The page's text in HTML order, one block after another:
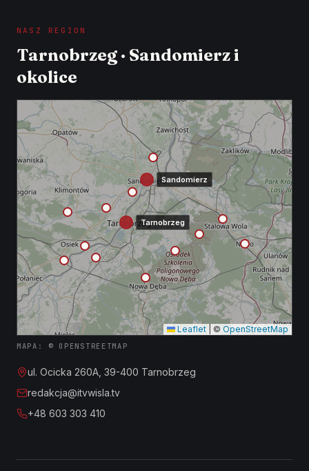
NASZ REGION
Tarnobrzeg · Sandomierz i
okolice
Tarnobrzeg
Sandomierz
Leaflet © OpenStreetMap
MAPA: © OPENSTREETMAP
ul. Ocicka 260A, 39-400 Tarnobrzeg
redakcja@itvwisla.tv
+48 603 303 410